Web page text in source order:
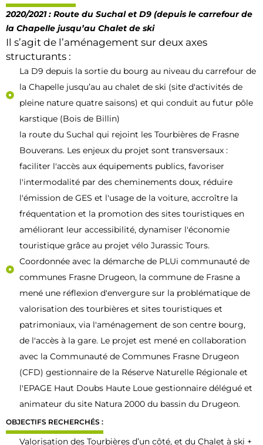
2020/2021 : Route du Suchal et D9 (depuis le carrefour de
la Chapelle jusqu’au Chalet de ski
Il s’agit de l’aménagement sur deux axes
structurants :
La D9 depuis la sortie du bourg au niveau du carrefour de
la Chapelle jusqu’au au chalet de ski (site d'activités de
pleine nature quatre saisons) et qui conduit au futur pôle
karstique (Bois de Billin)
la route du Suchal qui rejoint les Tourbières de Frasne
Bouverans. Les enjeux du projet sont transversaux :
faciliter l'accès aux équipements publics, favoriser
l'intermodalité par des cheminements doux, réduire
l'émission de GES et l'usage de la voiture, accroître la
fréquentation et la promotion des sites touristiques en
améliorant leur accessibilité, dynamiser l'économie
touristique grâce au projet vélo Jurassic Tours.
Coordonnée avec la démarche de PLUi communauté de
communes Frasne Drugeon, la commune de Frasne a
mené une réflexion d'envergure sur la problématique de
valorisation des tourbières et sites touristiques et
patrimoniaux, via l'aménagement de son centre bourg,
de l'accès à la gare. Le projet est mené en collaboration
avec la Communauté de Communes Frasne Drugeon
(CFD) gestionnaire de la Réserve Naturelle Régionale et
l'EPAGE Haut Doubs Haute Loue gestionnaire délégué et
animateur du site Natura 2000 du bassin du Drugeon.
OBJECTIFS RECHERCHÉS :
Valorisation des Tourbières d’un côté, et du Chalet à ski +